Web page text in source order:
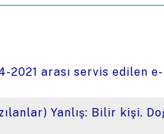
2021 arası servis edilen
Yanlış: Bilir kişi.